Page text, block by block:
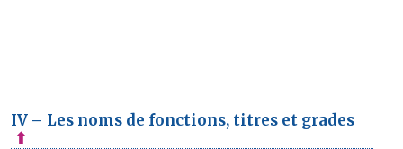
IV – Les noms de fonctions, titres et grades
⬆